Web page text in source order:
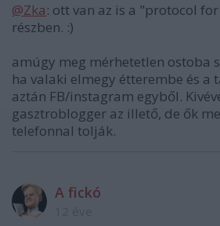
@Zka: ott van az is a "protocol
részben. :)
amúgy meg mérhetetlen ostoba
ha valaki elmegy étterembe és a
aztán FB/instagram egyből.
gasztroblogger az illető, de ők
telefonnal tolják.
A fickó